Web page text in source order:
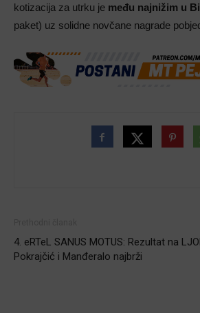
kotizacija za utrku je među najnižim u
paket) uz solidne novčane nagrade
4. eRTeL SANUS MOTUS: Rezultat na
Pokrajčić i Manđeralo najbrži